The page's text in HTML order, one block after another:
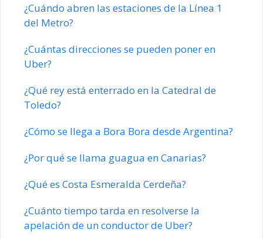
¿Cuándo abren las estaciones de la Línea 1
del Metro?
¿Cuántas direcciones se pueden poner en
Uber?
¿Qué rey está enterrado en la Catedral de
Toledo?
¿Cómo se llega a Bora Bora desde Argentina?
¿Por qué se llama guagua en Canarias?
¿Qué es Costa Esmeralda Cerdeña?
¿Cuánto tiempo tarda en resolverse la
apelación de un conductor de Uber?